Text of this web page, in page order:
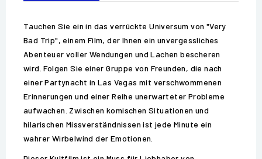
Tauchen Sie ein in das verrückte Universum von "Very
Bad Trip", einem Film, der Ihnen ein unvergessliches
Abenteuer voller Wendungen und Lachen bescheren
wird. Folgen Sie einer Gruppe von Freunden, die nach
einer Partynacht in Las Vegas mit verschwommenen
Erinnerungen und einer Reihe unerwarteter Probleme
aufwachen. Zwischen komischen Situationen und
hilarischen Missverständnissen ist jede Minute ein
wahrer Wirbelwind der Emotionen.